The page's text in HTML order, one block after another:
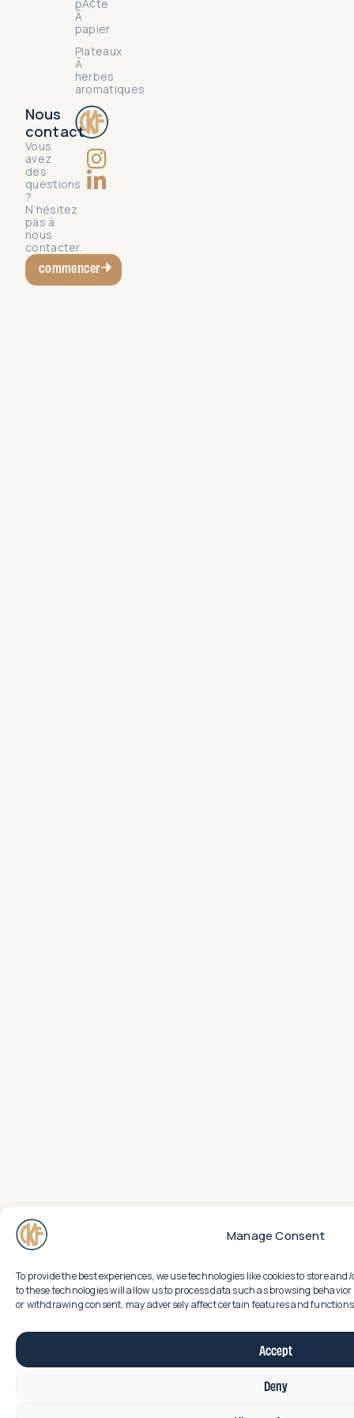
Manage Consent
To provide the best experiences, we use technologies like cookies to store
to these technologies will allow us to process data such as browsing
or withdrawing consent, may adversely affect certain features and
Accept
Deny
pÃ¢te
Ã
papier
Plateaux
Ã
herbes
aromatiques
Nous
contact
Vous
avez
des
questions
?
N’hésitez
pas à
nous
contacter.
commencer